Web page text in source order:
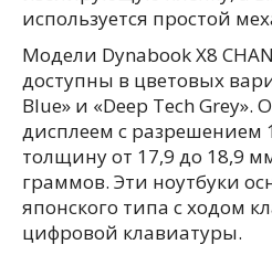
используется простой
Модели Dynabook X8
доступны в цветовых
Blue» и «Deep Tech
дисплеем с разрешением
толщину от 17,9 до 18,9
граммов. Эти ноутбуки
японского типа с ходом
цифровой клавиатуры.